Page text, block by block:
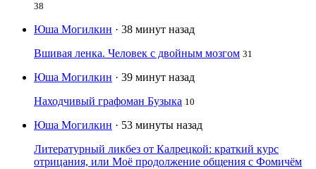
38
Юша Могилкин · 38 минут назад
Вшивая ленка. Человек с двойным мозгом 31
Юша Могилкин · 39 минут назад
Находчивый графоман Бузыка 10
Юша Могилкин · 53 минуты назад
Литературный ликбез от Калрецкой: краткий курс
отрицания, или Моё продолжение общения с Фомичём